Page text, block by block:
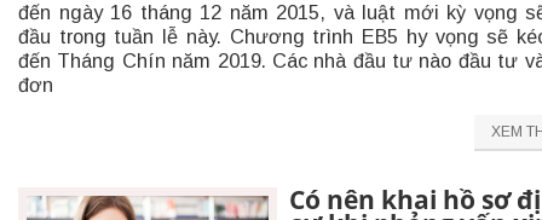
đến ngày 16 tháng 12 năm 2015, và luật mới kỳ vọng
đầu trong tuần lễ này. Chương trình EB5 hy vọng sẽ
đến Tháng Chín năm 2019. Các nhà đầu tư nào đầu tư
đơn
XEM
Có nên khai hồ sơ